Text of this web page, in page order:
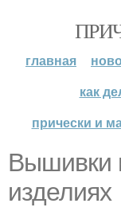
главная
как
прически и
Вышивки
изделиях